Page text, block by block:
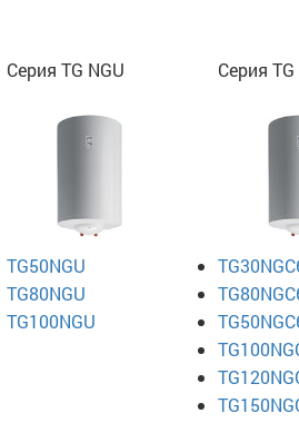
Серия TG NGU
TG50NGU
TG80NGU
TG100NGU
Серия TG